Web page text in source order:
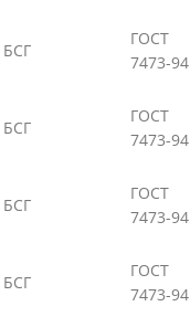
БСГ
ГОСТ
7473-94
БСГ
ГОСТ
7473-94
БСГ
ГОСТ
7473-94
БСГ
ГОСТ
7473-94